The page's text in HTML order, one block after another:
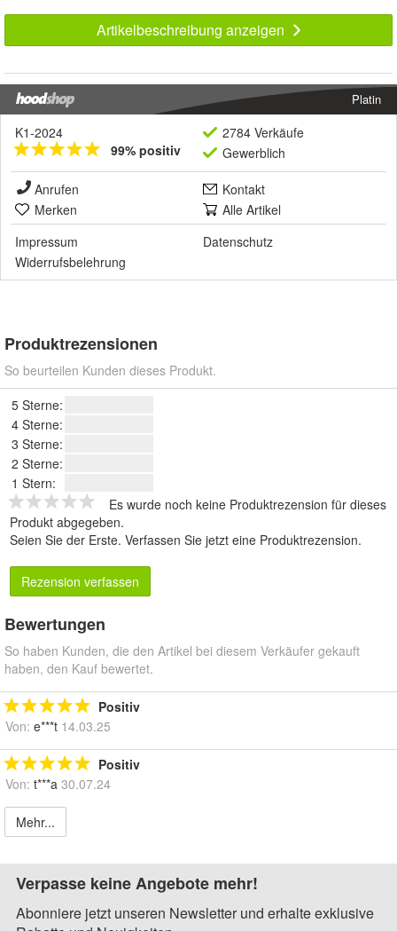
Artikelbeschreibung anzeigen
Platin
K1-2024
99% positiv
2784 Verkäufe
Gewerblich
Anrufen
Kontakt
Merken
Alle Artikel
Impressum
Datenschutz
Widerrufsbelehrung
Produktrezensionen
So beurteilen Kunden dieses Produkt.
5 Sterne:
4 Sterne:
3 Sterne:
2 Sterne:
1 Stern:
Es wurde noch keine Produktrezension für dieses
Produkt abgegeben.
Seien Sie der Erste. Verfassen Sie jetzt eine Produktrezension.
Rezension verfassen
Bewertungen
So haben Kunden, die den Artikel bei diesem Verkäufer gekauft
haben, den Kauf bewertet.
Positiv
Von: e***t 14.03.25
Positiv
Von: t***a 30.07.24
Mehr...
Verpasse keine Angebote mehr!
Abonniere jetzt unseren Newsletter und erhalte exklusive